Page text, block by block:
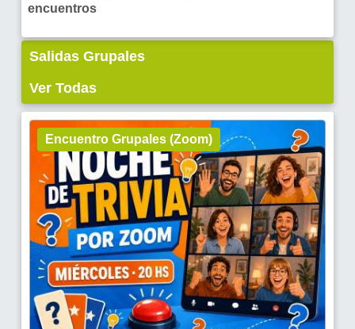
encuentros
Salidas Grupales
Ver Todas
Encuentro Grupales (Zoom)